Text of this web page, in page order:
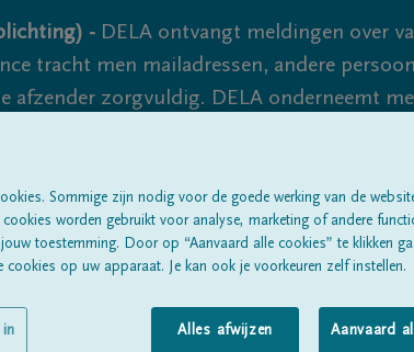
- DELA ontvangt meldingen over
tracht men mailadressen, andere
afzender zorgvuldig. DELA onderneemt
uit te sluiten, dus blijf waakzaam.
Alle rouwberichten Over ons
Sommige zijn nodig voor de goede werking van de
worden gebruikt voor analyse, marketing of andere
toestemming. Door op “Aanvaard alle cookies” te klikken
cookies op uw apparaat. Je kan ook je voorkeuren zelf instellen.
Alles afwijzen Aanvaard